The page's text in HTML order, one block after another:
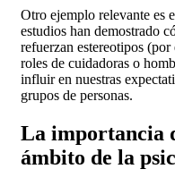
Otro ejemplo relevante es
estudios han demostrado
refuerzan estereotipos
roles de cuidadoras o
influir en nuestras
grupos de personas.
La importancia
ámbito de la